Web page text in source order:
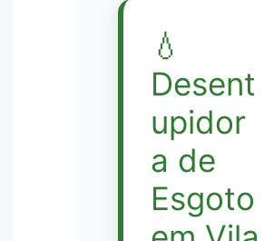
💧
Desent
upidor
a de
Esgoto